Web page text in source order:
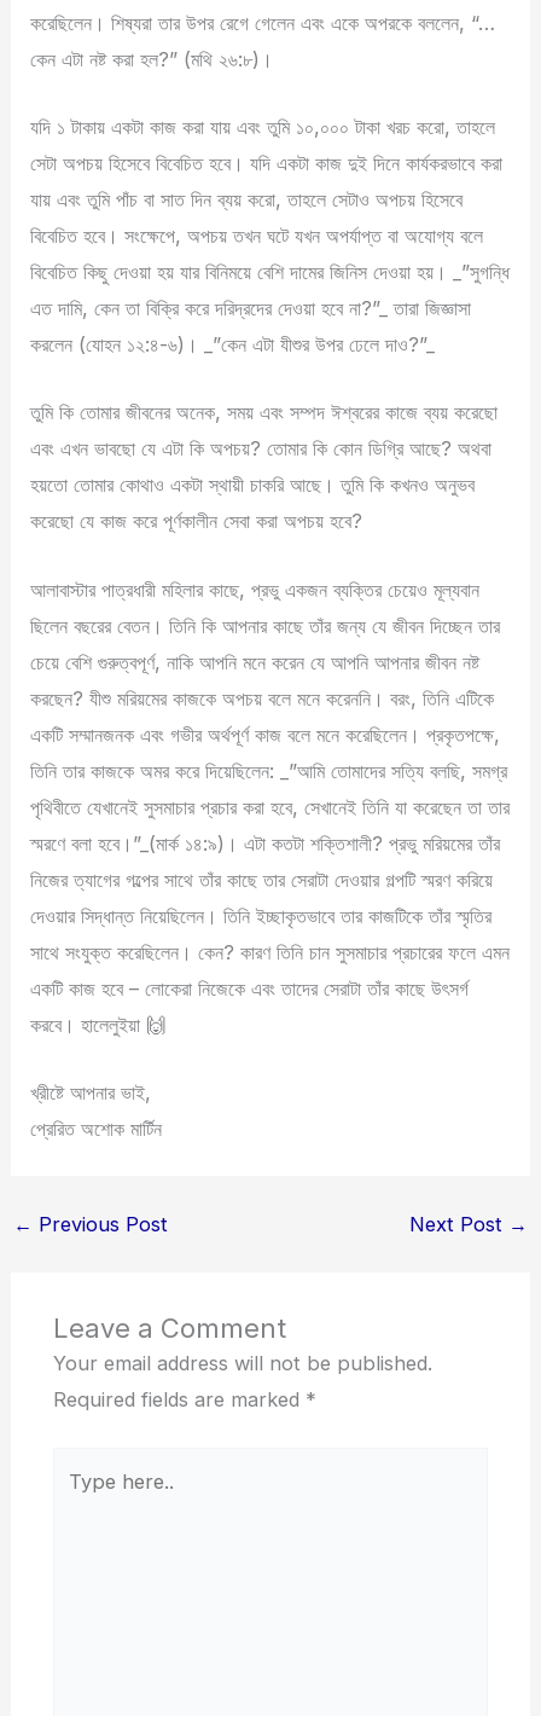
করেছিলেন। শিষ্যরা তার উপর রেগে গেলেন এবং একে অপরকে বললেন, “…
কেন এটা নষ্ট করা হল?” (মথি ২৬:৮)।
যদি ১ টাকায় একটা কাজ করা যায় এবং তুমি ১০,০০০ টাকা খরচ করো, তাহলে
সেটা অপচয় হিসেবে বিবেচিত হবে। যদি একটা কাজ দুই দিনে কার্যকরভাবে করা
যায় এবং তুমি পাঁচ বা সাত দিন ব্যয় করো, তাহলে সেটাও অপচয় হিসেবে
বিবেচিত হবে। সংক্ষেপে, অপচয় তখন ঘটে যখন অপর্যাপ্ত বা অযোগ্য বলে
বিবেচিত কিছু দেওয়া হয় যার বিনিময়ে বেশি দামের জিনিস দেওয়া হয়। _”সুগন্ধি
এত দামি, কেন তা বিক্রি করে দরিদ্রদের দেওয়া হবে না?”_ তারা জিজ্ঞাসা
করলেন (যোহন ১২:৪-৬)। _”কেন এটা যীশুর উপর ঢেলে দাও?”_
তুমি কি তোমার জীবনের অনেক, সময় এবং সম্পদ ঈশ্বরের কাজে ব্যয় করেছো
এবং এখন ভাবছো যে এটা কি অপচয়? তোমার কি কোন ডিগ্রি আছে? অথবা
হয়তো তোমার কোথাও একটা স্থায়ী চাকরি আছে। তুমি কি কখনও অনুভব
করেছো যে কাজ করে পূর্ণকালীন সেবা করা অপচয় হবে?
আলাবাস্টার পাত্রধারী মহিলার কাছে, প্রভু একজন ব্যক্তির চেয়েও মূল্যবান
ছিলেন বছরের বেতন। তিনি কি আপনার কাছে তাঁর জন্য যে জীবন দিচ্ছেন তার
চেয়ে বেশি গুরুত্বপূর্ণ, নাকি আপনি মনে করেন যে আপনি আপনার জীবন নষ্ট
করছেন? যীশু মরিয়মের কাজকে অপচয় বলে মনে করেননি। বরং, তিনি এটিকে
একটি সম্মানজনক এবং গভীর অর্থপূর্ণ কাজ বলে মনে করেছিলেন। প্রকৃতপক্ষে,
তিনি তার কাজকে অমর করে দিয়েছিলেন: _”আমি তোমাদের সত্যি বলছি, সমগ্র
পৃথিবীতে যেখানেই সুসমাচার প্রচার করা হবে, সেখানেই তিনি যা করেছেন তা তার
স্মরণে বলা হবে।”_(মার্ক ১৪:৯)। এটা কতটা শক্তিশালী? প্রভু মরিয়মের তাঁর
নিজের ত্যাগের গল্পের সাথে তাঁর কাছে তার সেরাটা দেওয়ার গল্পটি স্মরণ করিয়ে
দেওয়ার সিদ্ধান্ত নিয়েছিলেন। তিনি ইচ্ছাকৃতভাবে তার কাজটিকে তাঁর স্মৃতির
সাথে সংযুক্ত করেছিলেন। কেন? কারণ তিনি চান সুসমাচার প্রচারের ফলে এমন
একটি কাজ হবে – লোকেরা নিজেকে এবং তাদের সেরাটা তাঁর কাছে উৎসর্গ
করবে। হালেলুইয়া 🙌
খ্রীষ্টে আপনার ভাই,
প্রেরিত অশোক মার্টিন
← Previous Post Next Post →
Leave a Comment
Your email address will not be published.
Required fields are marked *